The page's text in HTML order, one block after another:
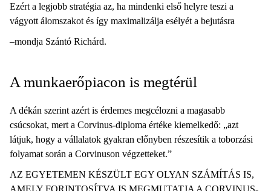
Ezért a legjobb stratégia az, ha mindenki első helyre teszi a
vágyott álomszakot és így maximalizálja esélyét a bejutásra
–mondja Szántó Richárd.
A munkaerőpiacon is megtérül
A dékán szerint azért is érdemes megcélozni a magasabb
csúcsokat, mert a Corvinus-diploma értéke kiemelkedő: „azt
látjuk, hogy a vállalatok gyakran előnyben részesítik a toborzási
folyamat során a Corvinuson végzetteket.”
AZ EGYETEMEN KÉSZÜLT EGY OLYAN SZÁMÍTÁS IS,
AMELY FORINTOSÍTVA IS MEGMUTATJA A CORVINUS-